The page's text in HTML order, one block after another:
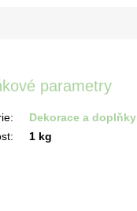
parametry
:
Dekorace a doplňky
: 1 kg